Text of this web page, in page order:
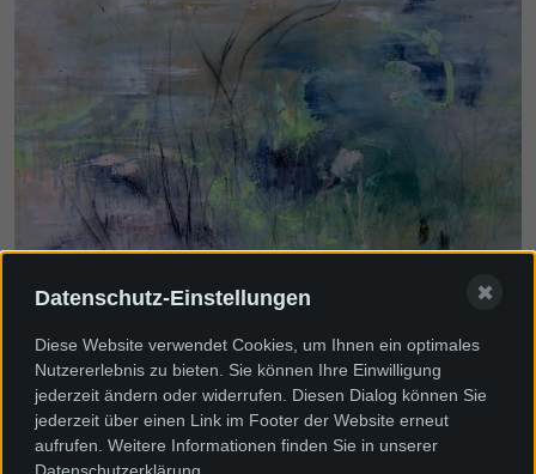
Lass uns atmen den Schleier, der uns
voreinander verbirgt
120 x 175 cm | Acryl auf Leinwand
Datenschutz-Einstellungen
Diese Website verwendet Cookies, um Ihnen ein optimales
Nutzererlebnis zu bieten. Sie können Ihre Einwilligung
jederzeit ändern oder widerrufen. Diesen Dialog können Sie
jederzeit über einen Link im Footer der Website erneut
aufrufen. Weitere Informationen finden Sie in unserer
✖